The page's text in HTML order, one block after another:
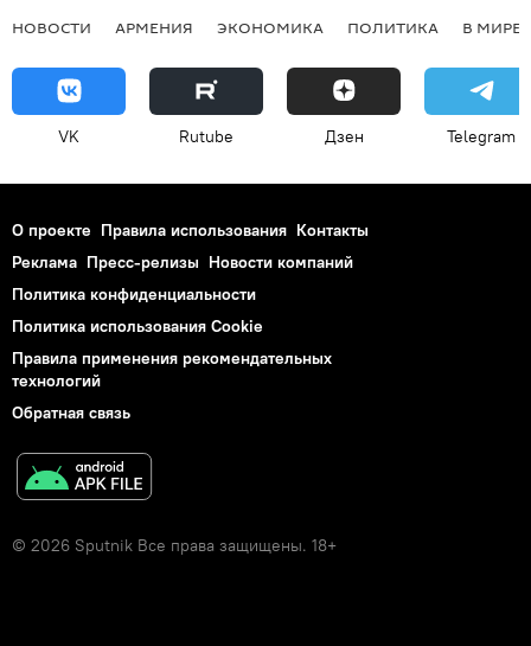
НОВОСТИ АРМЕНИЯ ЭКОНОМИКА ПОЛИТИКА В МИРЕ
VK Rutube Дзен Telegram
О проекте Правила использования Контакты
Реклама Пресс-релизы Новости компаний
Политика конфиденциальности
Политика использования Cookie
Правила применения рекомендательных
технологий
Обратная связь
© 2026 Sputnik Все права защищены. 18+